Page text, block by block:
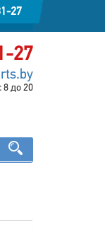
27
27
8 до 20